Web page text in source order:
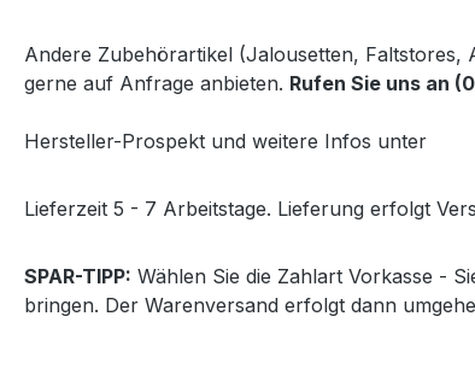
Andere Zubehörartikel (Jalousetten,
gerne auf Anfrage anbieten. Rufen Sie uns an
Hersteller-Prospekt und weitere Infos unter
Lieferzeit 5 - 7 Arbeitstage. Lieferung erfolgt
SPAR-TIPP: Wählen Sie die Zahlart Vorkasse -
bringen. Der Warenversand erfolgt dann